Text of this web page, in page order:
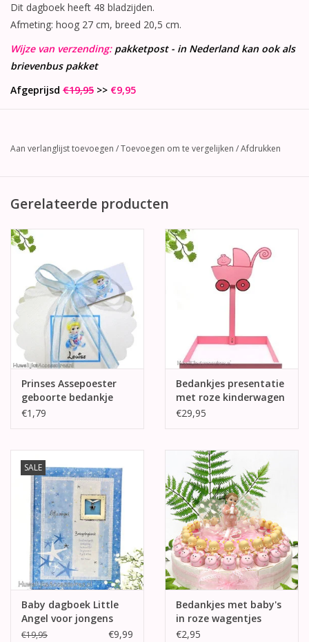
Dit dagboek heeft 48 bladzijden.
Afmeting: hoog 27 cm, breed 20,5 cm.
Wijze van verzending: pakketpost - in Nederland kan ook als
brievenbus pakket
Afgeprijsd €19,95 >> €9,95
Aan verlanglijst toevoegen /Toevoegen om te vergelijken /Afdrukken
Gerelateerde producten
Prinses Assepoester
geboorte bedankje
€1,79
Bedankjes presentatie
met roze kinderwagen
€29,95
SALE
Baby dagboek Little
Angel voor jongens
€19,95 €9,99
Bedankjes met baby's
in roze wagentjes
€2,95